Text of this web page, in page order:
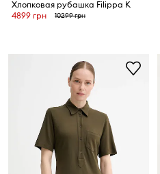
Хлопковая рубашка Filippa K
4899 грн
10299 грн